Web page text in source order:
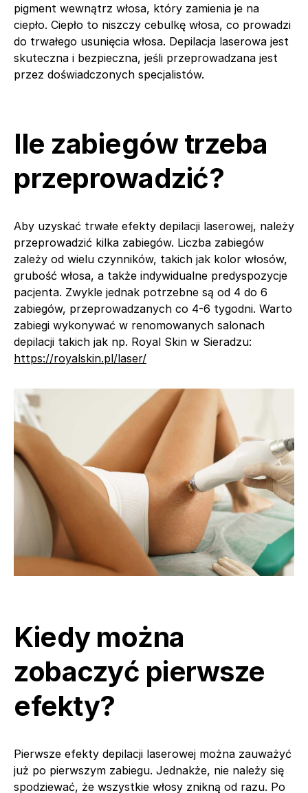
pigment wewnątrz włosa, który zamienia je na
ciepło. Ciepło to niszczy cebulkę włosa, co prowadzi
do trwałego usunięcia włosa. Depilacja laserowa jest
skuteczna i bezpieczna, jeśli przeprowadzana jest
przez doświadczonych specjalistów.
Ile zabiegów trzeba
przeprowadzić?
Aby uzyskać trwałe efekty depilacji laserowej, należy
przeprowadzić kilka zabiegów. Liczba zabiegów
zależy od wielu czynników, takich jak kolor włosów,
grubość włosa, a także indywidualne predyspozycje
pacjenta. Zwykle jednak potrzebne są od 4 do 6
zabiegów, przeprowadzanych co 4-6 tygodni. Warto
zabiegi wykonywać w renomowanych salonach
depilacji takich jak np. Royal Skin w Sieradzu:
https://royalskin.pl/laser/
Kiedy można
zobaczyć pierwsze
efekty?
Pierwsze efekty depilacji laserowej można zauważyć
już po pierwszym zabiegu. Jednakże, nie należy się
spodziewać, że wszystkie włosy znikną od razu. Po